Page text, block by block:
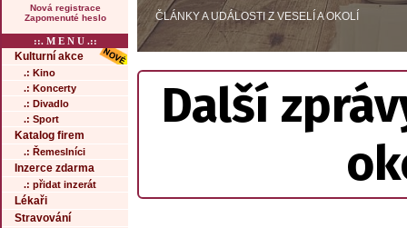
Nová registrace
Zapomenuté heslo
::. M E N U .::
Kulturní akce
.: Kino
.: Koncerty
.: Divadlo
.: Sport
Katalog firem
.: Řemeslníci
Inzerce zdarma
.: přidat inzerát
Lékaři
Stravování
ČLÁNKY A UDÁLOSTI Z VESELÍ A OKOLÍ
Další